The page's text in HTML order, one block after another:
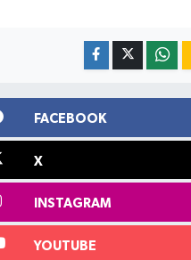
FACEBOOK
X
INSTAGRAM
YOUTUBE